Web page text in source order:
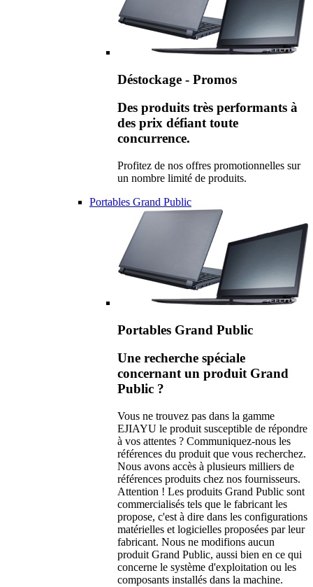
Déstockage - Promos
Des produits très performants à
des prix défiant toute
concurrence.
Profitez de nos offres promotionnelles sur
un nombre limité de produits.
Portables Grand Public
Portables Grand Public
Une recherche spéciale
concernant un produit Grand
Public ?
Vous ne trouvez pas dans la gamme
EJIAYU le produit susceptible de répondre
à vos attentes ? Communiquez-nous les
références du produit que vous recherchez.
Nous avons accès à plusieurs milliers de
références produits chez nos fournisseurs.
Attention ! Les produits Grand Public sont
commercialisés tels que le fabricant les
propose, c'est à dire dans les configurations
matérielles et logicielles proposées par leur
fabricant. Nous ne modifions aucun
produit Grand Public, aussi bien en ce qui
concerne le système d'exploitation ou les
composants installés dans la machine.